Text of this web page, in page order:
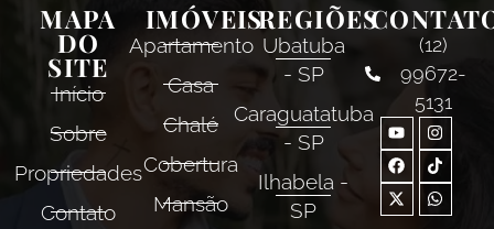
MAPA
DO
SITE
Início
Sobre
Propriedades
Contato
IMÓVEIS
Apartamento
Casa
Chalé
Cobertura
Mansão
REGIÕES
Ubatuba
- SP
Caraguatatuba
- SP
Ilhabela -
SP
(12)
99672-
5131